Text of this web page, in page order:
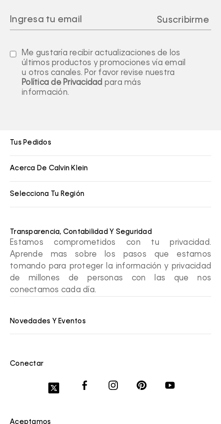
Me gustaría recibir actualizaciones de los
últimos productos y promociones vía email
u otros canales. Por favor revise nuestra
Política de Privacidad para más
información.
Tus Pedidos
Acerca De Calvin Klein
Selecciona Tu Región
Transparencia, Contabilidad Y Seguridad
Estamos comprometidos con tu privacidad.
Aprende mas sobre los pasos que estamos
tomando para proteger la información y privacidad
de millones de personas con las que nos
conectamos cada día.
Novedades Y Eventos
Conectar
Aceptamos